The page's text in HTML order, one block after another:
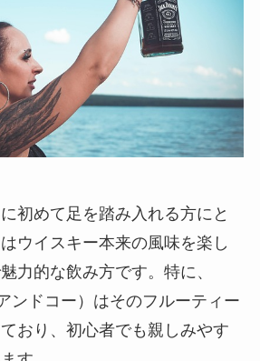
初めて足を踏み入れる方にと
ウイスキー本来の風味を楽し
力的な飲み方です。特に、
ンドコー）はそのフルーティー
おり、初心者でも親しみやす